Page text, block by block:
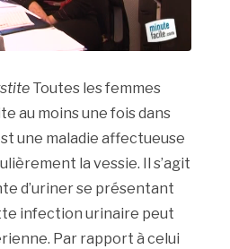
Toutes les femmes
au moins une fois dans
une maladie affectueuse
la vessie. Il s’agit
d’uriner se présentant
infection urinaire peut
Par rapport à celui